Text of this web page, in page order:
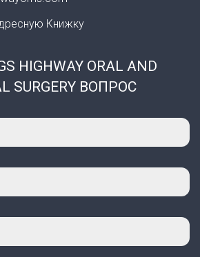
Книжку
HIGHWAY ORAL AND
SURGERY ВОПРОС